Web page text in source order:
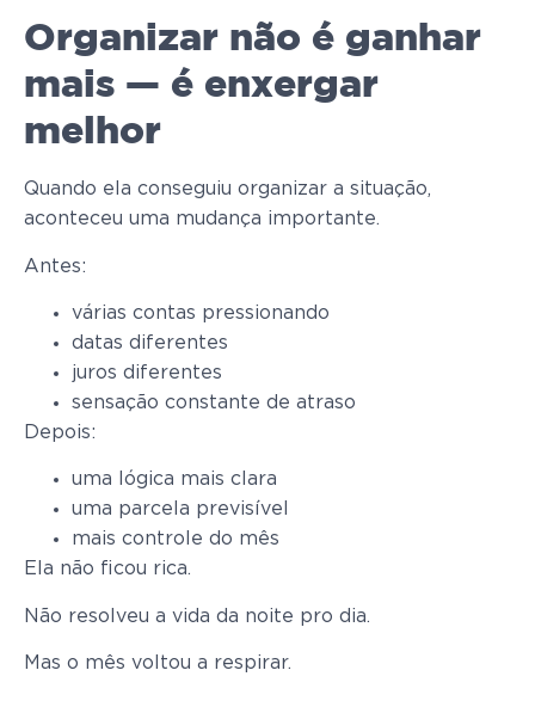
Organizar não é ganhar
mais — é enxergar
melhor
Quando ela conseguiu organizar a situação,
aconteceu uma mudança importante.
Antes:
várias contas pressionando
datas diferentes
juros diferentes
sensação constante de atraso
Depois:
uma lógica mais clara
uma parcela previsível
mais controle do mês
Ela não ficou rica.
Não resolveu a vida da noite pro dia.
Mas o mês voltou a respirar.